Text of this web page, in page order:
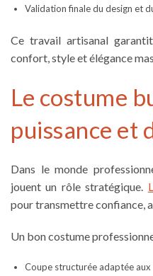
Validation finale du design et
Ce travail artisanal
confort, style etélégance
Le costume
puissance et
Dans le monde
jouent un rôle stratégique.
pour transmettre confiance,
Un bon costume
Coupe structurée adaptée